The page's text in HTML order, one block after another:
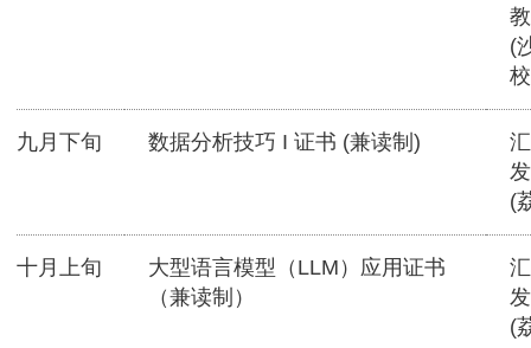
(
九月下旬 数据分析技巧 I 证书 (兼读制)
(
十月上旬
大型语言模型（LLM）应用证书
（兼读制）
(